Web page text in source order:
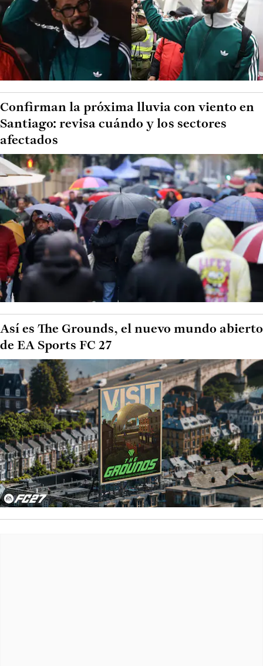
Confirman la próxima lluvia con viento en
Santiago: revisa cuándo y los sectores
afectados
Así es The Grounds, el nuevo mundo abierto
de EA Sports FC 27